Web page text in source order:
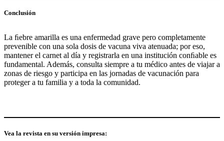
Conclusión
La ﬁebre amarilla es una enfermedad grave pero completamente
prevenible con una sola dosis de vacuna viva atenuada; por eso,
mantener el carnet al día y registrarla en una institución conﬁable es
fundamental. Además, consulta siempre a tu médico antes de viajar a
zonas de riesgo y participa en las jornadas de vacunación para
proteger a tu familia y a toda la comunidad.
Vea la revista en su versión impresa: